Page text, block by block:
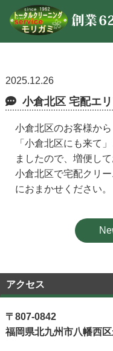
2025.12.26
小倉北区 宅配エ
小倉北区のお客様から
「小倉北区にも来て
ましたので、増便して
小倉北区で宅配クリ
におまかせください。
アクセス
〒807-0842
福岡県北九州市八幡西